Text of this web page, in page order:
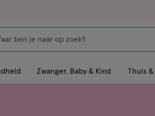
Zwanger, Baby & Kind Thuis